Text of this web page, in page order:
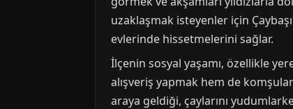
uzaklaşmak isteyenler için
evlerinde hissetmelerini sağlar.
İlçenin sosyal yaşamı, özellikle
alışveriş yapmak hem de
araya geldiği, çaylarını